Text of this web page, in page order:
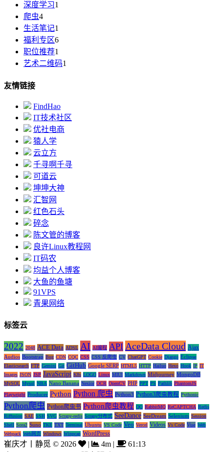
深度学习1
爬虫4
生活笔记1
福利专区6
职位推荐1
艺术二维码1
友情链接
FindHao
IT技术社区
优社电商
猿人学
云立方
千寻啊千寻
可道云
坤坤大神
汇智网
红色石头
碎念
陈文管的博客
良许Linux教程网
IT码农
均益个人博客
大鱼的鱼塘
91VPS
青果网络
标签云
2022 2048 ACE Data ADSL AI AI编程 API AceData Cloud Ajax
Audios Bootstrap Bug CDN CQC CSS CSS 反爬虫 CV ChatGPT Cookie Django Eclipse
Elasticsearch FTP Gemini Git GitHub Google SERP HTML5 HTTP Hailuo Hexo Hook IP IT
Images JSON JSP JavaScript K8s LOGO Linux MIUI Markdown Midjourney MongoDB
MySQL Mysql NBA Nano Banana Nexior OCR OpenCV PHP PPT PS Pathlib PhantomJS
Playwright Producer Python Python 爬虫 Python3 Python3爬虫教程 Pythonic
Python爬虫 Python爬虫书 Python爬虫教程 QQ RabbitMQ ReCAPTCHA Redis
Riffusion SAE SSH SVG Scrapy-redis Scrapy分布式 SeeDance SeeDream Selenium Session
Shell Sora2 Suno TKE TXT Terminal Ubuntu VS Code Veo Vercel Videos Vs Code Vue Web
Webpack Web网页 Windows Winpcap WordPress
崔庆才丨静觅 © 2026 | 4m |
61:13